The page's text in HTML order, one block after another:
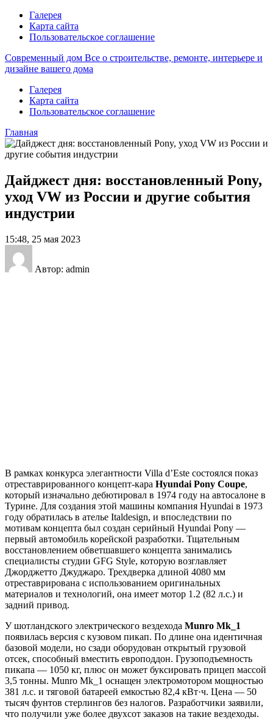
Галерея
Карта сайта
Пользовательское соглашение
Современный дом Все о строительстве, ремонте, интерьере и
дизайне вашего дома
Галерея
Карта сайта
Пользовательское соглашение
Главная
Дайджест дня: восстановленный Pony,
уход VW из России и другие события
индустрии
15:48, 25 мая 2023
Автор: admin
В рамках конкурса элегантности Villa d’Este состоялся показ
отреставрированного концепт-кара Hyundai Pony Coupe,
который изначально дебютировал в 1974 году на автосалоне в
Турине. Для создания этой машины компания Hyundai в 1973
году обратилась в ателье Italdesign, и впоследствии по
мотивам концепта был создан серийный Hyundai Pony —
первый автомобиль корейской разработки. Тщательным
восстановлением обветшавшего концепта занимались
специалисты студии GFG Style, которую возглавляет
Джорджетто Джуджаро. Трехдверка длиной 4080 мм
отреставрирована с использованием оригинальных
материалов и технологий, она имеет мотор 1.2 (82 л.с.) и
задний привод.
У шотландского электрического вездехода Munro Mk_1
появилась версия с кузовом пикап. По длине она идентичная
базовой модели, но сзади оборудован открытый грузовой
отсек, способный вместить европоддон. Грузоподъемность
пикапа — 1050 кг, плюс он может буксировать прицеп массой
3,5 тонны. Munro Mk_1 оснащен электромотором мощностью
381 л.с. и тяговой батареей емкостью 82,4 кВт·ч. Цена — 50
тысяч фунтов стерлингов без налогов. Разработчики заявили,
что получили уже более двухсот заказов на такие вездеходы.